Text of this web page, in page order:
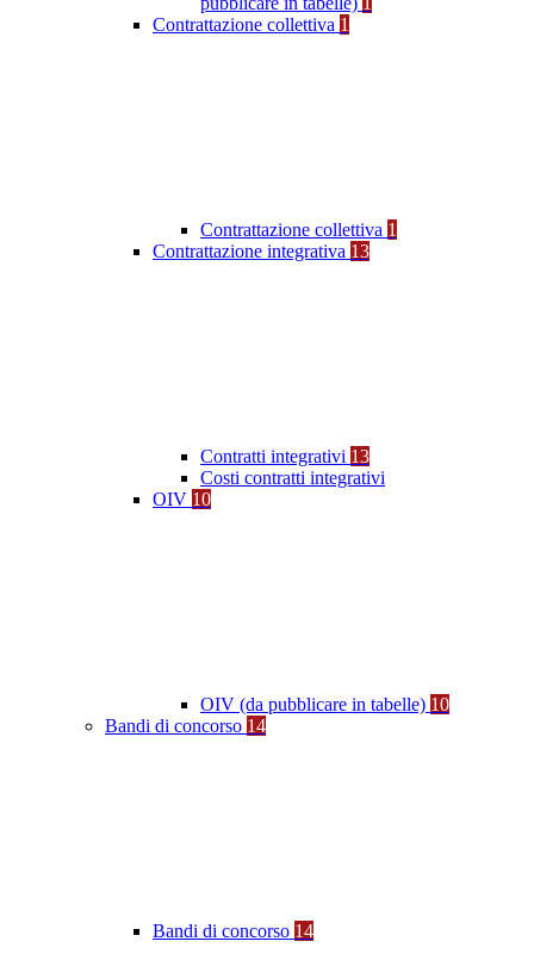
Contrattazione collettiva 1
Contrattazione collettiva 1
Contrattazione integrativa 13
Contratti integrativi 13
Costi contratti integrativi
OIV 10
OIV (da pubblicare in tabelle) 10
Bandi di concorso 14
Bandi di concorso 14